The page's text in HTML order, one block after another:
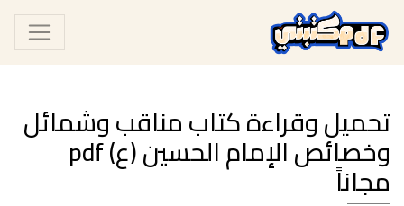
تحميل وقراءة كتاب مناقب وشمائل
وخصائص الإمام الحسين (ع) pdf
مجاناً